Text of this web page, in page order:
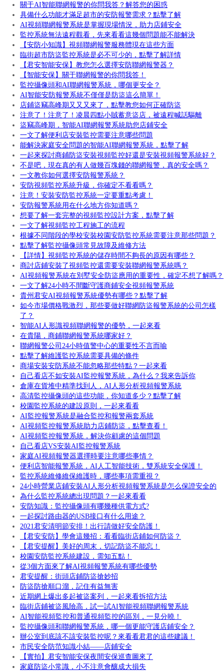
關于AI智能聯網報警的你問我答？解答您的困惑
具備什么功能才滿足超市的安防報警需求？點擊了解
AI視頻聯網報警系統是掌握現場情況，助力店鋪安全
監控系統無法遠程觀看，先來看看這幾個問題能不能解決
【安防小知識】視頻聯網報警服務體現在這些方面
臨街超市防盜監控系統是必不可少的，點擊了解詳情
【君安智能安保】教您怎么選擇安防聯網報警器？
【智能安保】關于聯網報警的你問我答！
監控攝像頭和AI聯網報警系統，哪個更安全？
AI智能安防報警系統不僅僅是防盜這么簡單！
店鋪盜竊高峰期又又又來了，點擊教您如何正確防盜
注意了！注意了！凌晨四點小賊蓄意盜店，被遠程喊話驅離
盜竊高峰期，智能AI聯網報警系統助您店鋪安全
一文了解便利店安裝監控需要注意哪些問題
能解決家庭安全問題的智能AI聯網報警系統，點擊了解
一起來探討商鋪防盜安裝視頻監控好還是安裝視頻報警系統好？
不是吧，現在真的有人做幾百塊錢的聯網報警，真的安全嗎？
一文教你如何選擇安防報警系統？
安防視頻監控系統升級，你確定不看看嗎？
注意！安裝安防監控系統一定要重點考慮！
安防報警系統用在什么地方你知道嗎？
想要了解一套完整的視頻監控設計方案，點擊了解
一文了解視頻監控工程施工的流程
根據不同階段的學校安裝校園安防監控系統需要注意那些問題？
點擊了解監控攝像頭常見故障及維修方法
【詳情】視頻監控系統的儲存時間不夠長的原因有哪些？
商討店鋪安裝了視頻監控還需要安裝聯網報警系統嗎？
AI視頻報警系統在別墅安全防盜應用的重要性，確定不想了解嗎？
一文了解24小時不間斷守護商鋪安全視頻報警系統
貴州君安AI視頻報警系統優勢有哪些？點擊了解
如今市場價格戰激烈，那些要做好聯網防盜報警系統的公司怎樣
了？
智能AI人形識視頻聯網報警的優勢，一起來看
在貴陽，商鋪聯網報警系統哪家好？
聯網報警公司24小時值警中心的重要性不言而喻
點擊了解維護監控系統需要具備的條件
商場安裝安防系統不能忽略那些特點？一起來看
自己看店不如安裝AI監控報警系統，為什么？我來告訴你
倉庫在貨堆中精準找到人，AI人形分析視頻報警系統
高清監控攝像頭的這些功能，你知道多少？點擊了解
校園監控系統的建設原則，一起來看看
AI監控報警系統是融合監控和報警兩套系統
AI視頻監控報警系統助力店鋪防盜，點擊查看！
AI視頻監控報警系統，解決你顧慮的這個問題
自己看店VS安裝AI監控報警系統
家庭AI視頻報警器選擇時要注意哪些事情？
便利店智能報警系統，AI人工智能技術，雙系統安全保護！
監控系統維修維保維護時，哪些事項需重視？
24小時營業店鋪安裝AI人形分析視頻報警系統是怎么保證安全的
為什么監控系統總出現問題？一起來看看
安防知識：監控攝像頭有哪幾種供電方式?
一起探討路由器的USB接口有什么用途？
2021君安清明節安排！出行請做好安全防護！
【君安安防】學會這幾招：看看臨街店鋪如何防盜？
【君安提醒】美好的周末，切記防盜不能忘！
校園安防監控系統建設，需知五點！
從3個方面來了解AI視頻報警系統有哪些優勢
君安提醒：街頭店鋪防盜搶妙招
防盜防搶順口溜，記住有益無害
近期網上爆出多起被盜案列，一起來看拆招方法
臨街店鋪被盜風險高，試一試AI智能視頻聯網報警系統
AI智能視頻監控和普通視頻監控的區別，一見分曉！
監控攝像頭和聯網報警系統，哪一個更能守護店鋪安全？
辦公室到底該不該安裝監控呢？來看看君君的這些建議！
市民安全防范知識小結——店鋪安全
【實拍】君安智能安保夜間安保巡查圖來了
家庭防盜小常識，小不注意會釀成大損失